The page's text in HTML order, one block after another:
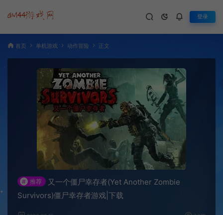
登录
首页 单机游戏 动作冒险 正文
# 推荐
又一个僵尸幸存者(Yet Another Zombie
Survivors)僵尸幸存者游戏|下载